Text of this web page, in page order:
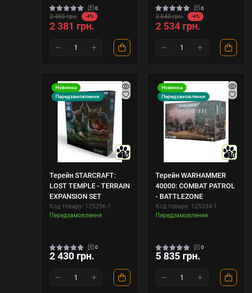
0
2 480 грн. -4%
2 381 грн.
0
2 640 грн. -4%
2 534 грн.
Новинка
Передзамовлення
10
Терейн STARCRAFT:
LOST TEMPLE - TERRAIN
EXPANSION SET
Код товару: 125296-1
Передзамовлення
0
2 430 грн.
Новинка
Передзамовлення
10
Терейн WARHAMMER
40000: COMBAT PATROL
- BATTLEZONE
Код товару: 125334-1
Передзамовлення
0
5 835 грн.